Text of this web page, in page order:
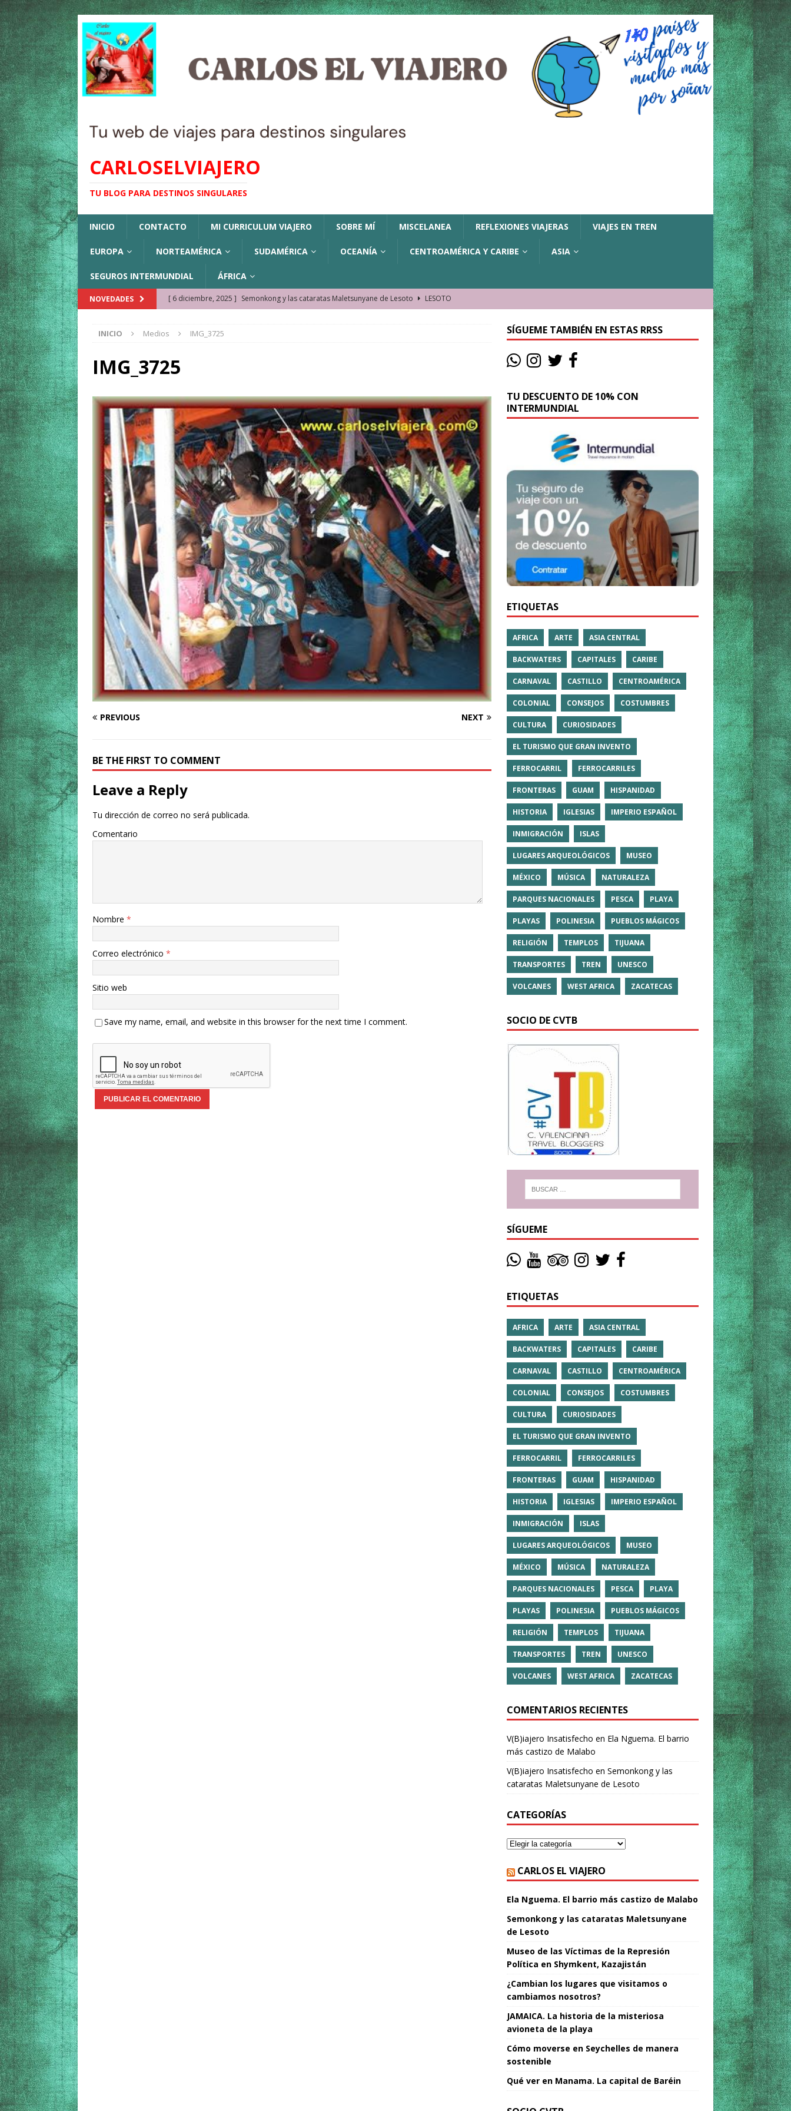
CARLOSELVIAJERO
TU BLOG PARA DESTINOS SINGULARES
INICIO CONTACTO MI CURRICULUM VIAJERO SOBRE MÍ MISCELANEA REFLEXIONES VIAJERAS VIAJES EN TREN
EUROPA NORTEAMÉRICA SUDAMÉRICA OCEANÍA CENTROAMÉRICA Y CARIBE ASIA
SEGUROS INTERMUNDIAL ÁFRICA
NOVEDADES [ 6 diciembre, 2025 ] Semonkong y las cataratas Maletsunyane de Lesoto
LESOTO
KAZAJISTÁN
REFLEXIONES VIAJERAS
[ 9 octubre, 2025 ] JAMAICA. La historia de la misteriosa avioneta de la playa
JAMAICA
[ 27 septiembre, 2025 ] Cómo moverse en Seychelles de manera sostenible
SEYCHELLES
[ 3 agosto, 2025 ]
Qué ver en Manama. La capital de Baréin
BARÉIN
[ 15 marzo, 2026 ] Ela Nguema. El barrio más castizo de Malabo GUINEA ECUATORIAL
INICIO Medios IMG_3725
IMG_3725
PREVIOUS NEXT
BE THE FIRST TO COMMENT
Leave a Reply
Tu dirección de correo no será publicada.
Comentario
Nombre *
Correo electrónico *
Sitio web
Save my name, email, and website in this browser for the next time I comment.
SÍGUEME TAMBIÉN EN ESTAS RRSS
TU DESCUENTO DE 10% CON
INTERMUNDIAL
ETIQUETAS
AFRICA ARTE ASIA CENTRAL
BACKWATERS CAPITALES CARIBE
CARNAVAL CASTILLO CENTROAMÉRICA
COLONIAL CONSEJOS COSTUMBRES
CULTURA CURIOSIDADES
EL TURISMO QUE GRAN INVENTO
FERROCARRIL FERROCARRILES
FRONTERAS GUAM HISPANIDAD
HISTORIA IGLESIAS IMPERIO ESPAÑOL
INMIGRACIÓN ISLAS
LUGARES ARQUEOLÓGICOS MUSEO
MÉXICO MÚSICA NATURALEZA
PARQUES NACIONALES PESCA PLAYA
PLAYAS POLINESIA PUEBLOS MÁGICOS
RELIGIÓN TEMPLOS TIJUANA
TRANSPORTES TREN UNESCO
VOLCANES WEST AFRICA ZACATECAS
SOCIO DE CVTB
SÍGUEME
ETIQUETAS
AFRICA ARTE ASIA CENTRAL
BACKWATERS CAPITALES CARIBE
CARNAVAL CASTILLO CENTROAMÉRICA
COLONIAL CONSEJOS COSTUMBRES
CULTURA CURIOSIDADES
EL TURISMO QUE GRAN INVENTO
FERROCARRIL FERROCARRILES
FRONTERAS GUAM HISPANIDAD
HISTORIA IGLESIAS IMPERIO ESPAÑOL
INMIGRACIÓN ISLAS
LUGARES ARQUEOLÓGICOS MUSEO
MÉXICO MÚSICA NATURALEZA
PARQUES NACIONALES PESCA PLAYA
PLAYAS POLINESIA PUEBLOS MÁGICOS
RELIGIÓN TEMPLOS TIJUANA
TRANSPORTES TREN UNESCO
VOLCANES WEST AFRICA ZACATECAS
COMENTARIOS RECIENTES
V(B)iajero Insatisfecho en Ela Nguema. El barrio
más castizo de Malabo
V(B)iajero Insatisfecho en Semonkong y las
cataratas Maletsunyane de Lesoto
CATEGORÍAS
CARLOS EL VIAJERO
Ela Nguema. El barrio más castizo de Malabo
Semonkong y las cataratas Maletsunyane
de Lesoto
Museo de las Víctimas de la Represión
Política en Shymkent, Kazajistán
¿Cambian los lugares que visitamos o
cambiamos nosotros?
JAMAICA. La historia de la misteriosa
avioneta de la playa
Cómo moverse en Seychelles de manera
sostenible
Qué ver en Manama. La capital de Baréin